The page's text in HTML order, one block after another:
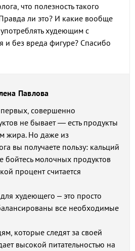
что полезность такого
ли это? И какие вообще
худеющим с
и без вреда фигуре? Спасибо
Павлова
совершенно
не бывает — есть продукты
жира. Но даже из
вы получаете пользу: кальций
бойтесь молочных продуктов
процент считается
худеющего – это просто
все необходимые
которые следят за своей
высокой питательностью на